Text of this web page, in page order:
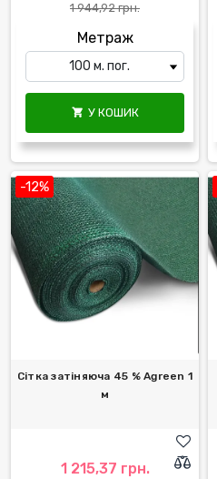
1 944,92 грн.
Метраж
 У КОШИК
-12%
Сітка затіняюча 45 % Agreen 1
м
1 215,37 грн.